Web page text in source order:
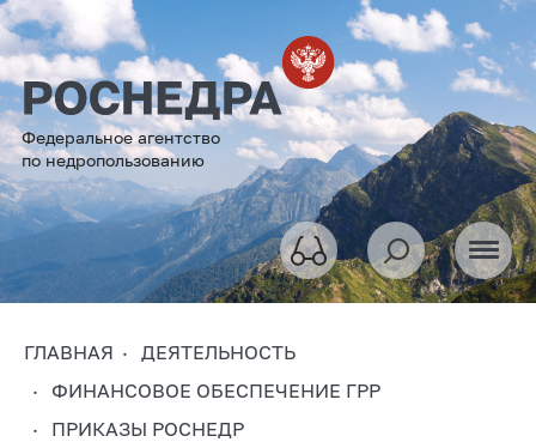
Федеральное агентство
по недропользованию
ГЛАВНАЯ
ДЕЯТЕЛЬНОСТЬ
ФИНАНСОВОЕ ОБЕСПЕЧЕНИЕ ГРР
ПРИКАЗЫ РОСНЕДР